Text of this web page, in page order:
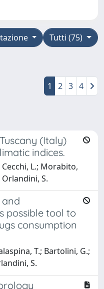
Tutti (75)
1 2 3 4
(Italy)
indices.
L.; Morabito,
S.
and
possible tool to
consumption
T.; Bartolini, G.;
S.